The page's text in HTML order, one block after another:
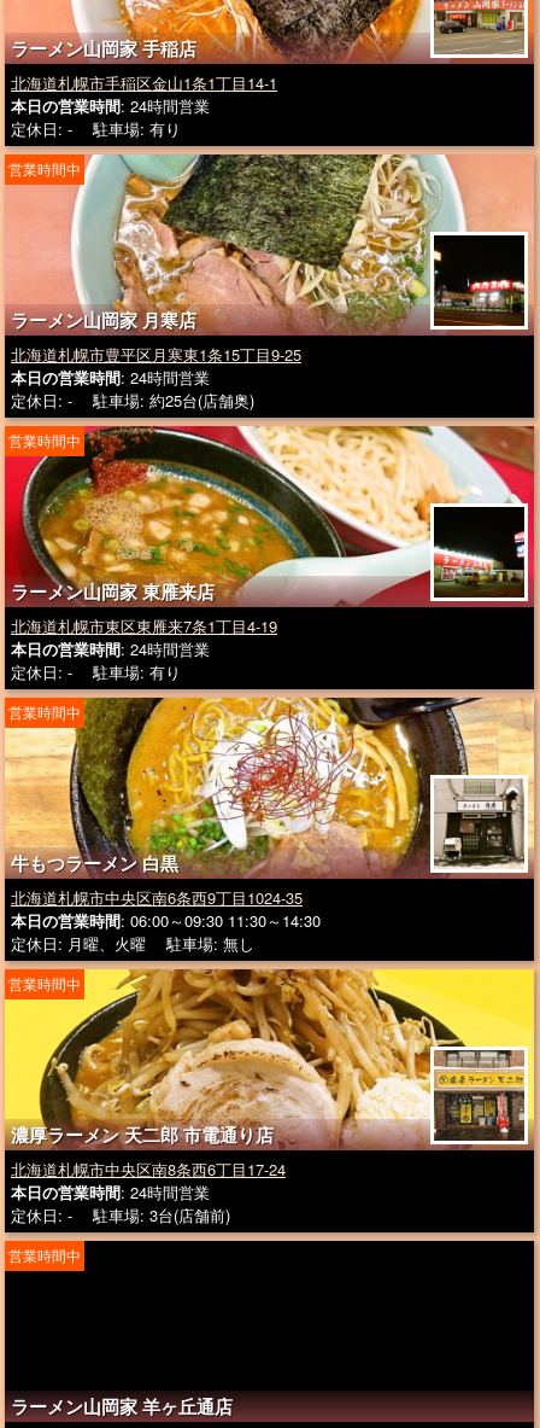
ラーメン山岡家 手稲店
北海道札幌市手稲区金山1条1丁目14-1
本日の営業時間: 24時間営業
定休日: - 駐車場: 有り
ラーメン山岡家 月寒店
営業時間中
北海道札幌市豊平区月寒東1条15丁目9-25
本日の営業時間: 24時間営業
定休日: - 駐車場: 約25台(店舗奥)
ラーメン山岡家 東雁来店
営業時間中
北海道札幌市東区東雁来7条1丁目4-19
本日の営業時間: 24時間営業
定休日: - 駐車場: 有り
牛もつラーメン 白黒
営業時間中
北海道札幌市中央区南6条西9丁目1024-35
本日の営業時間: 06:00～09:30 11:30～14:30
定休日: 月曜、火曜 駐車場: 無し
濃厚ラーメン 天二郎 市電通り店
営業時間中
北海道札幌市中央区南8条西6丁目17-24
本日の営業時間: 24時間営業
定休日: - 駐車場: 3台(店舗前)
ラーメン山岡家 羊ヶ丘通店
営業時間中